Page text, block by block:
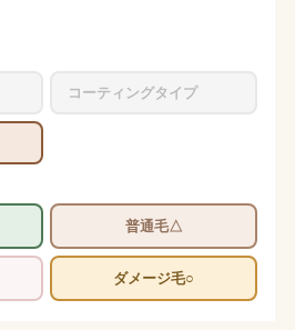
コーティングタイプ
普通毛△
ダメージ毛○